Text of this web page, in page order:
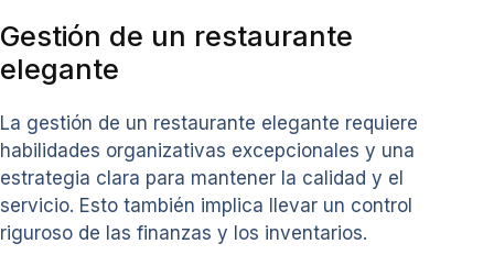
Gestión de un restaurante
elegante
La gestión de un restaurante elegante requiere
habilidades organizativas excepcionales y una
estrategia clara para mantener la calidad y el
servicio. Esto también implica llevar un control
riguroso de las finanzas y los inventarios.